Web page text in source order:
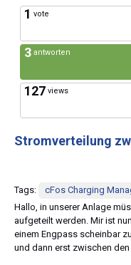
1 vote
3 antworten
127 views
Stromverteilung
Tags: cFos Charging
Hallo, in unserer Anlage
aufgeteilt werden. Mir ist
einem Engpass scheinbar
und dann erst zwischen